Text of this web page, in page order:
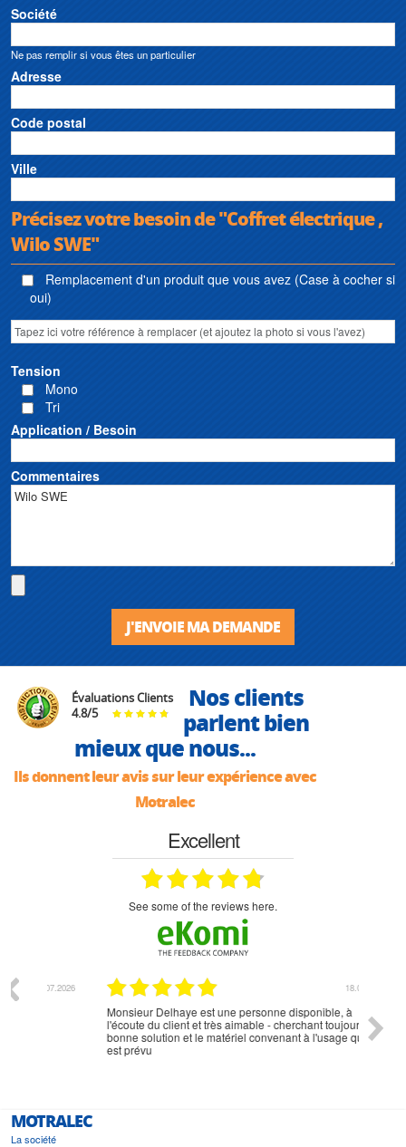
Société
Ne pas remplir si vous êtes un particulier
Adresse
Code postal
Ville
Précisez votre besoin de "Coffret électrique ,
Wilo SWE"
Remplacement d'un produit que vous avez (Case à cocher si
oui)
Tension
Mono
Tri
Application / Besoin
Commentaires
J'ENVOIE MA DEMANDE
Évaluations Clients
4.8/5
Nos clients
parlent bien
mieux que nous...
Ils donnent leur avis sur leur expérience avec
Motralec
Excellent
see some of the reviews here.
Monsieur Delhaye est une personne disponible, à
l'écoute du client et très aimable - cherchant toujours la
bonne solution et le matériel convenant à l'usage qui en
MOTRALEC
La société